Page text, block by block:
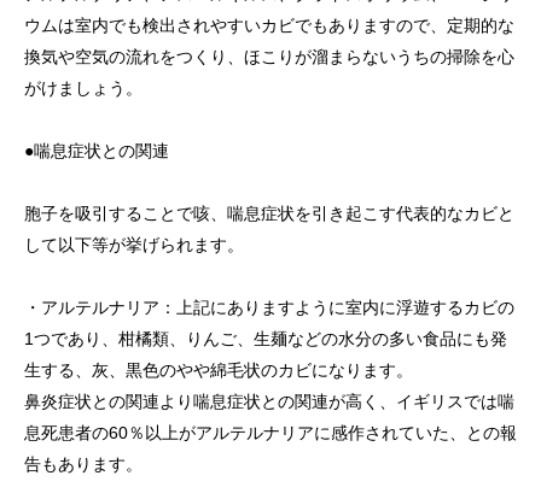
ウムは室内でも検出されやすいカビでもありますので、定期的な
換気や空気の流れをつくり、ほこりが溜まらないうちの掃除を心
がけましょう。
●喘息症状との関連
胞子を吸引することで咳、喘息症状を引き起こす代表的なカビと
して以下等が挙げられます。
・アルテルナリア：上記にありますように室内に浮遊するカビの
1つであり、柑橘類、りんご、生麺などの水分の多い食品にも発
生する、灰、黒色のやや綿毛状のカビになります。
鼻炎症状との関連より喘息症状との関連が高く、イギリスでは喘
息死患者の60％以上がアルテルナリアに感作されていた、との報
告もあります。